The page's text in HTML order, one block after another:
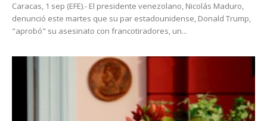
Caracas, 1 sep (EFE).- El presidente venezolano, Nicolás Maduro,
denunció este martes que su par estadounidense, Donald Trump,
"aprobó" su asesinato con francotiradores, un...